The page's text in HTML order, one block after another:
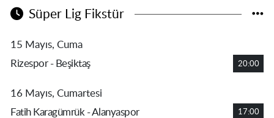
Süper Lig Fikstür
15 Mayıs, Cuma
Rizespor - Beşiktaş
20:00
16 Mayıs, Cumartesi
Fatih Karagümrük - Alanyaspor
17:00